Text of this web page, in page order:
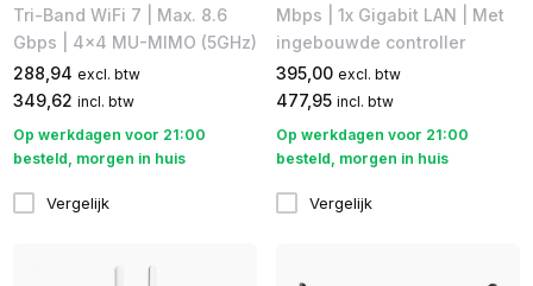
Tri-Band WiFi 7 | Max. 8.6
Gbps | 4x4 MU-MIMO (5GHz)
288,94 excl. btw
349,62 incl. btw
Op werkdagen voor 21:00
besteld, morgen in huis
Vergelijk
Mbps | 1x Gigabit LAN | Met
ingebouwde controller
395,00 excl. btw
477,95 incl. btw
Op werkdagen voor 21:00
besteld, morgen in huis
Vergelijk